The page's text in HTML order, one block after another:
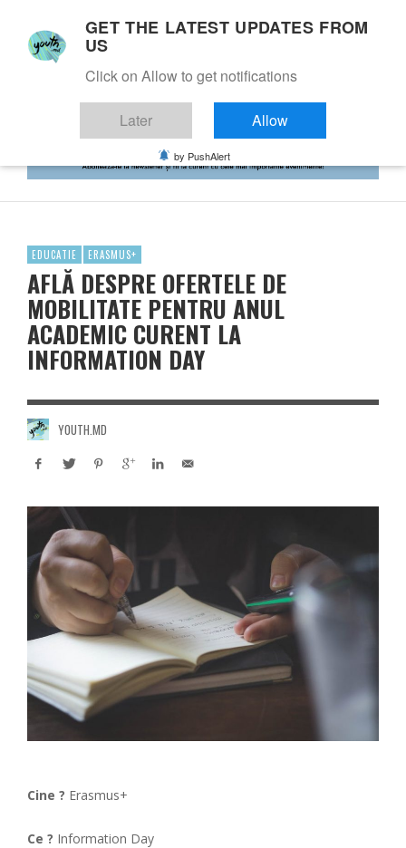
EDUCATIE ERASMUS+
AFLĂ DESPRE OFERTELE DE
MOBILITATE PENTRU ANUL
ACADEMIC CURENT LA
INFORMATION DAY
YOUTH.MD
Cine ? Erasmus+
Ce ? Information Day
GET THE LATEST UPDATES FROM
US
Click on Allow to get notifications
Later Allow
by PushAlert